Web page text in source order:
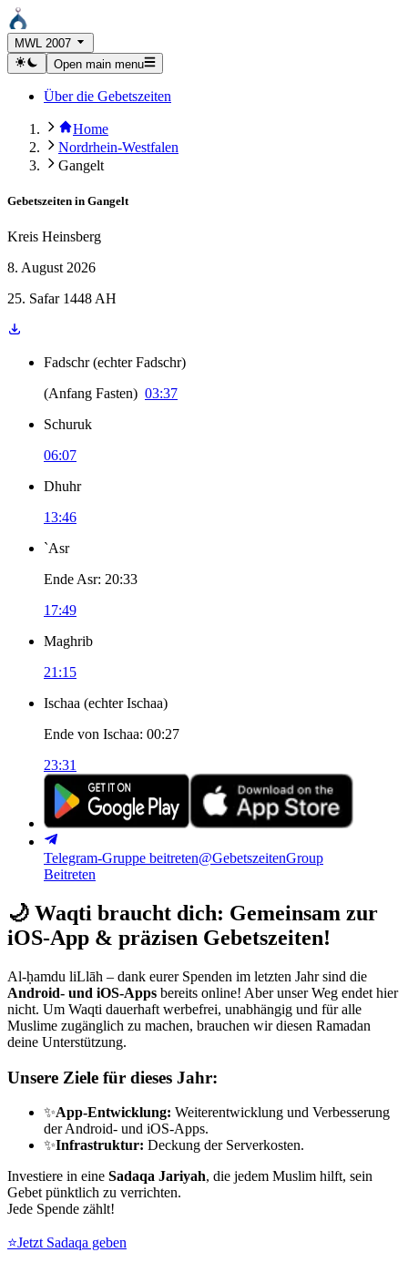
MWL 2007
Open main menu
Über die Gebetszeiten
Home
Nordrhein-Westfalen
Gangelt
Gebetszeiten in Gangelt
Kreis Heinsberg
8. August 2026
25. Safar 1448 AH
Fadschr (echter Fadschr)
(Anfang Fasten) 03:37
Schuruk
06:07
Dhuhr
13:46
`Asr
Ende Asr: 20:33
17:49
Maghrib
21:15
Ischaa (echter Ischaa)
Ende von Ischaa: 00:27
23:31
Telegram-Gruppe beitreten@GebetszeitenGroup
Beitreten
🌙 Waqti braucht dich: Gemeinsam zur
iOS-App & präzisen Gebetszeiten!
Al-ḥamdu liLlāh – dank eurer Spenden im letzten Jahr sind die
Android- und iOS-Apps bereits online! Aber unser Weg endet hier
nicht. Um Waqti dauerhaft werbefrei, unabhängig und für alle
Muslime zugänglich zu machen, brauchen wir diesen Ramadan
deine Unterstützung.
Unsere Ziele für dieses Jahr:
✨App-Entwicklung: Weiterentwicklung und Verbesserung
der Android- und iOS-Apps.
✨Infrastruktur: Deckung der Serverkosten.
Investiere in eine Sadaqa Jariyah, die jedem Muslim hilft, sein
Gebet pünktlich zu verrichten.
Jede Spende zählt!
⭐Jetzt Sadaqa geben